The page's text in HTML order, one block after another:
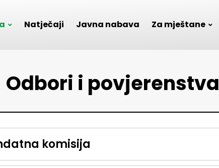
Natječaji Javna nabava Za mještane
Odbori i povjerenstva
komisija